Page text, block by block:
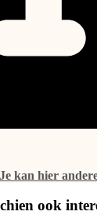
Je kan hier
ook